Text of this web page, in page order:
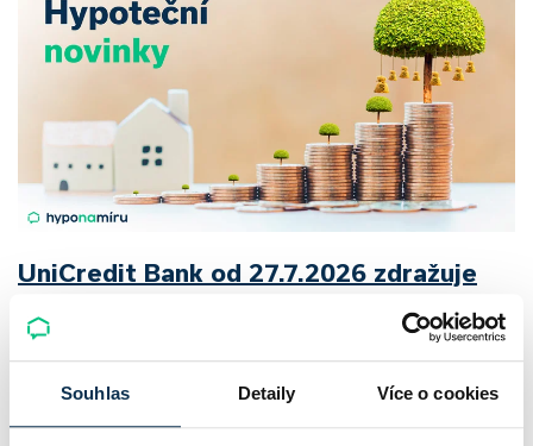
Souhlas Detaily Více o cookies
UniCredit Bank od 27.7.2026 zdražuje
hypotéky, zatímco Raiffeisenbank
prodloužila slevu do 6.9.2026
Český hypoteční trh na konci července 2026 potvrzuje, že
sazby zůstávají pod tlakem a část bank pokračuje v jejich